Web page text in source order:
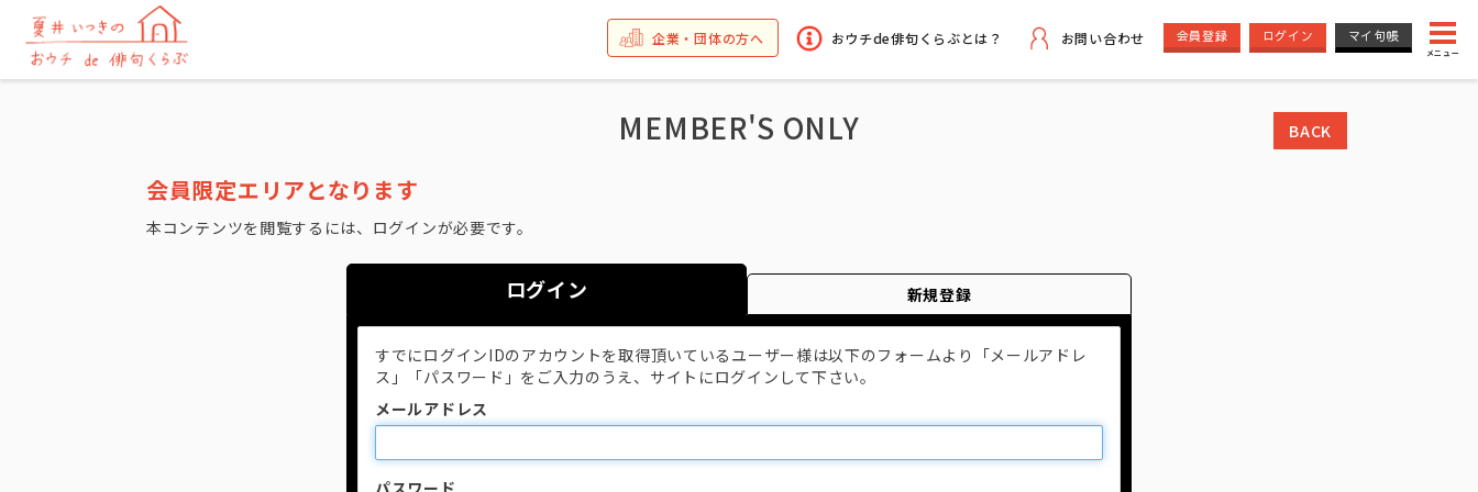
企業・団体の方へ おウチde俳句くらぶとは？ お問い合わせ 会員登録 ログイン マイ句帳
メニュー
MEMBER'S ONLY BACK
会員限定エリアとなります
本コンテンツを閲覧するには、ログインが必要です。
ログイン 新規登録
すでにログインIDのアカウントを取得頂いているユーザー様は以下のフォームより「メールアドレ
ス」「パスワード」をご入力のうえ、サイトにログインして下さい。
メールアドレス
パスワード